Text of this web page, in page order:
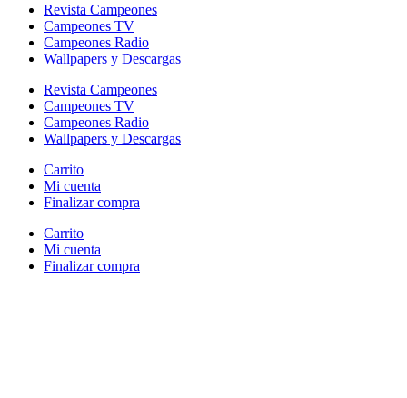
Revista Campeones
Campeones TV
Campeones Radio
Wallpapers y Descargas
Revista Campeones
Campeones TV
Campeones Radio
Wallpapers y Descargas
Carrito
Mi cuenta
Finalizar compra
Carrito
Mi cuenta
Finalizar compra